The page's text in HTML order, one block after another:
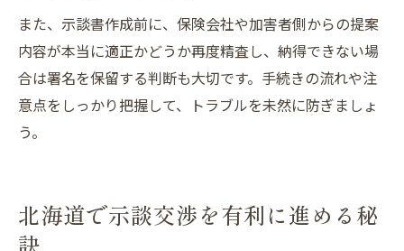
また、示談書作成前に、保険会社や加害者側からの提案
内容が本当に適正かどうか再度精査し、納得できない場
合は署名を保留する判断も大切です。手続きの流れや注
意点をしっかり把握して、トラブルを未然に防ぎましょ
う。
北海道で示談交渉を有利に進める秘
訣